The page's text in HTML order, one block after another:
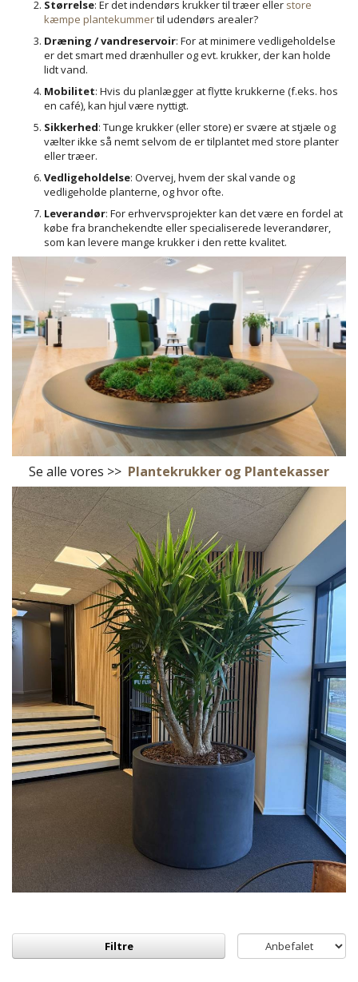
Størrelse: Er det indendørs krukker til træer eller store
kæmpe plantekummertil udendørs arealer?
Dræning / vandreservoir: For at minimere vedligeholdelse
er det smart med drænhuller og evt. krukker, der kan holde
lidt vand.
Mobilitet: Hvis du planlægger at flytte krukkerne (f.eks. hos
en café), kan hjul være nyttigt.
Sikkerhed: Tunge krukker (eller store) er svære at stjæle og
vælter ikke så nemt selvom de er tilplantet med store planter
eller træer.
Vedligeholdelse: Overvej, hvem der skal vande og
vedligeholde planterne, og hvor ofte.
Leverandør: For erhvervsprojekter kan det være en fordel at
købe fra branchekendte eller specialiserede leverandører,
som kan levere mange krukker i den rette kvalitet.
Se alle vores >> Plantekrukker og Plantekasser
Filtre